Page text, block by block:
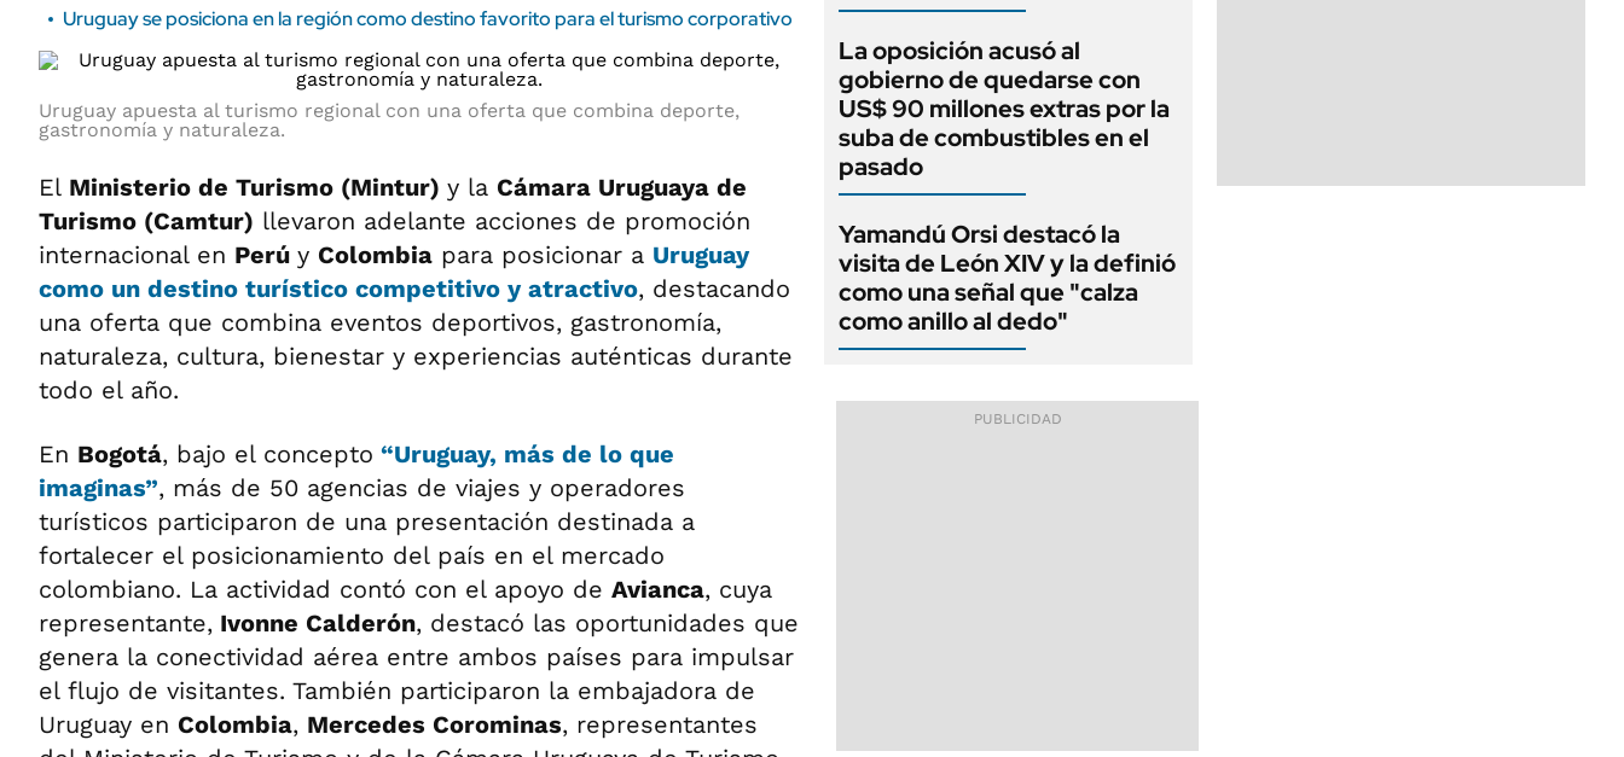
Uruguay se posiciona en la región como destino favorito para el turismo corporativo
Uruguay apuesta al turismo regional con una oferta que combina deporte,
gastronomía y naturaleza.
El Ministerio de Turismo (Mintur) y la Cámara Uruguaya de
Turismo (Camtur) llevaron adelante acciones de promoción
internacional en Perú y Colombia para posicionar a Uruguay
como un destino turístico competitivo y atractivo, destacando
una oferta que combina eventos deportivos, gastronomía,
naturaleza, cultura, bienestar y experiencias auténticas durante
todo el año.
En Bogotá, bajo el concepto “Uruguay, más de lo que
imaginas”, más de 50 agencias de viajes y operadores
turísticos participaron de una presentación destinada a
fortalecer el posicionamiento del país en el mercado
colombiano. La actividad contó con el apoyo de Avianca, cuya
representante, Ivonne Calderón, destacó las oportunidades que
genera la conectividad aérea entre ambos países para impulsar
el flujo de visitantes. También participaron la embajadora de
Uruguay en Colombia, Mercedes Corominas, representantes
La oposición acusó al
gobierno de quedarse con
US$ 90 millones extras por la
suba de combustibles en el
pasado
Yamandú Orsi destacó la
visita de León XIV y la definió
como una señal que "calza
como anillo al dedo"